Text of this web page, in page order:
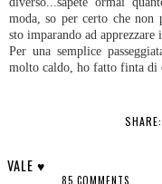
moda, so per certo che
sto imparando ad
Per una semplice
molto caldo, ho fatto finta di
SHARE:
VALE ♥
85 COMMENTS